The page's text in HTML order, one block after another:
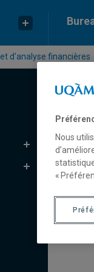
d'analyse financières
Nous
«